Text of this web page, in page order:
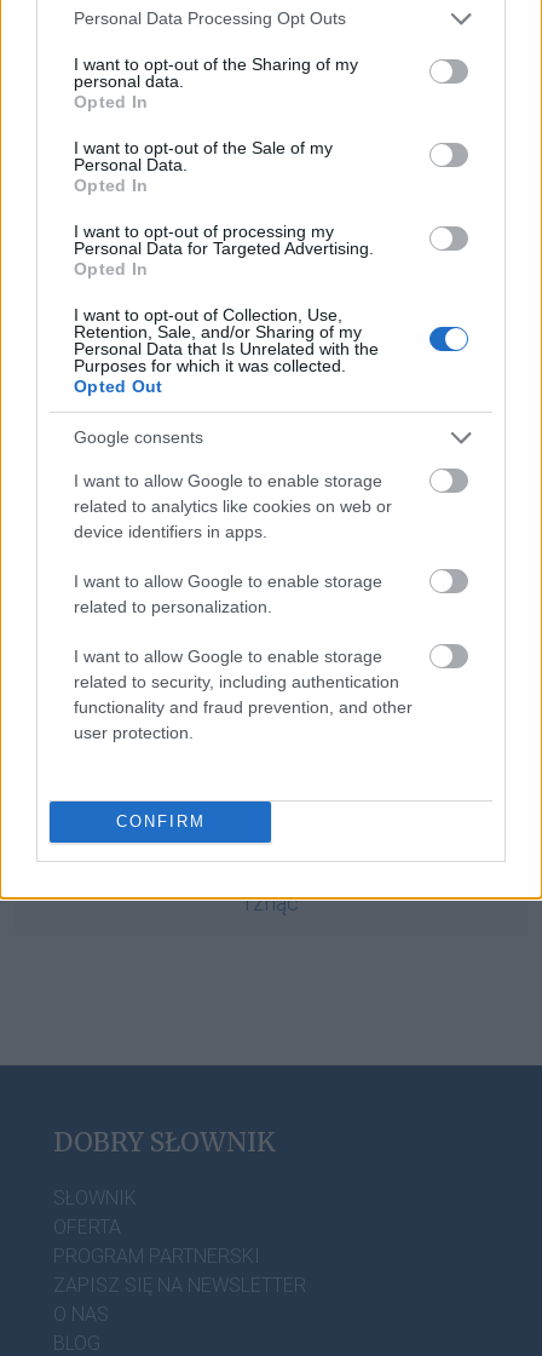
Please note that this website/app uses one or more Google
not limited to your visit or usage behaviour. You may click to
grant or deny consent to Google and its third-party tags to
use your data for below specified purposes in below Google
consent section.
Personal Data Processing Opt Outs
I want to opt-out of the Sharing of my
personal data.
Opted In
I want to opt-out of the Sale of my
Personal Data.
Opted In
I want to opt-out of processing my
Personal Data for Targeted Advertising.
Opted In
I want to opt-out of Collection, Use,
Retention, Sale, and/or Sharing of my
Personal Data that Is Unrelated with the
Purposes for which it was collected.
Opted Out
Google consents
I want to allow Google to enable storage
related to analytics like cookies on web or
device identifiers in apps.
I want to allow Google to enable storage
related to personalization.
I want to allow Google to enable storage
related to security, including authentication
functionality and fraud prevention, and other
user protection.
CONFIRM
Ciekawostki
potańcówka — Tańczący z ortografią
świątobliwy— Gdy świętość jest podejrzana...
muza
bursa
Zelandia
rżnąć
DOBRY SŁOWNIK
SŁOWNIK
OFERTA
PROGRAM PARTNERSKI
ZAPISZ SIĘ NA NEWSLETTER
O NAS
BLOG